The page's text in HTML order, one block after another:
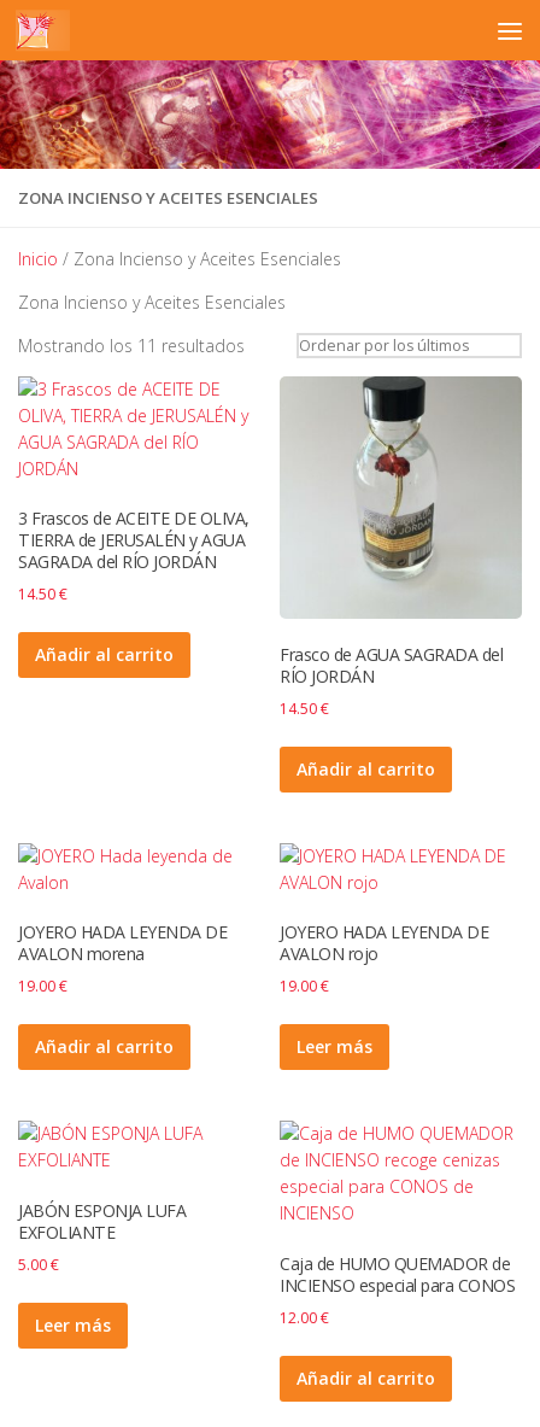
Saltar al contenido
ZONA INCIENSO Y ACEITES ESENCIALES
Inicio / Zona Incienso y Aceites Esenciales
Zona Incienso y Aceites Esenciales
Mostrando los 11 resultados Ordenado
últimos
3 Frascos de ACEITE DE OLIVA,
TIERRA de JERUSALÉN y AGUA
SAGRADA del RÍO JORDÁN
14.50€
Añadir al carrito
Frasco de AGUA SAGRADA del
RÍO JORDÁN
14.50€
Añadir al carrito
JOYERO HADA LEYENDA DE
AVALON morena
19.00€
Añadir al carrito
JOYERO HADA LEYENDA DE
AVALON rojo
19.00€
Leer más
JABÓN ESPONJA LUFA
EXFOLIANTE
5.00€
Leer más
Caja de HUMO QUEMADOR de
INCIENSO especial para CONOS
12.00€
Añadir al carrito